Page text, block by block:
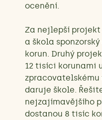
ocenění.
Za nejlepší projekt
a škola
korun. Druhý
12 tisíci korunami
zpracovatelskému
daruje škole.
nejzajímavějšího
dostanou 8 tisíc